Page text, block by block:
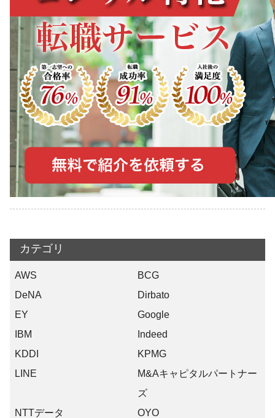
カテゴリ
AWS
BCG
DeNA
Dirbato
EY
Google
IBM
Indeed
KDDI
KPMG
LINE
M&Aキャピタルパートナー
ズ
NTTデータ
OYO